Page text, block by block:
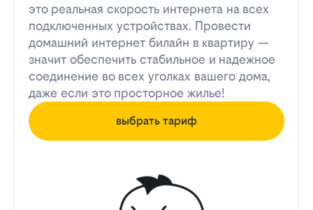
это реальная скорость интернета на всех
подключенных устройствах. Провести
домашний интернет билайн в квартиру —
значит обеспечить стабильное и надежное
соединение во всех уголках вашего дома,
даже если это просторное жилье!
выбрать тариф